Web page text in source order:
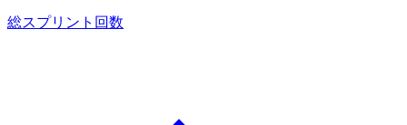
総スプリント回数